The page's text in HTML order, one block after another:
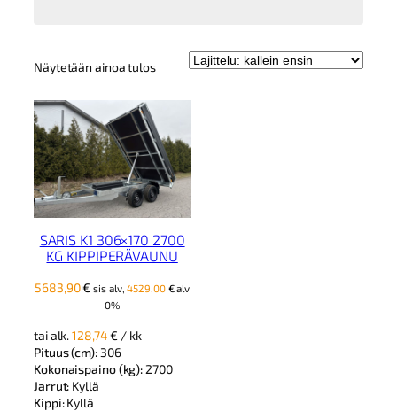
Näytetään ainoa tulos
SARIS K1 306×170 2700
KG KIPPIPERÄVAUNU
5683,90€ sis alv,4529,00 €alv
0%
tai alk.128,74€ / kk
Pituus (cm): 306
Kokonaispaino (kg): 2700
Jarrut: Kyllä
Kippi:Kyllä